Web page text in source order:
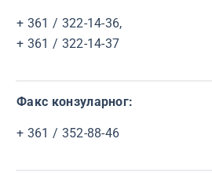
+ 361 / 322-14-36,
+ 361 / 322-14-37
Факс конзуларног:
+ 361 / 352-88-46